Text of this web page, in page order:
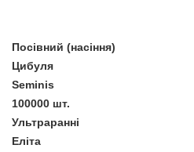
Посівний (насіння)
Цибуля
Seminis
100000 шт.
Ультраранні
Еліта